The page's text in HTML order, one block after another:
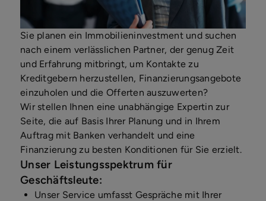
Sie planen ein Immobilieninvestment und suchen
nach einem verlässlichen Partner, der genug Zeit
und Erfahrung mitbringt, um Kontakte zu
Kreditgebern herzustellen, Finanzierungsangebote
einzuholen und die Offerten auszuwerten?
Wir stellen Ihnen eine unabhängige Expertin zur
Seite, die auf Basis Ihrer Planung und in Ihrem
Auftrag mit Banken verhandelt und eine
Finanzierung zu besten Konditionen für Sie erzielt.
Unser Leistungsspektrum für
Geschäftsleute:
Unser Service umfasst Gespräche mit Ihrer